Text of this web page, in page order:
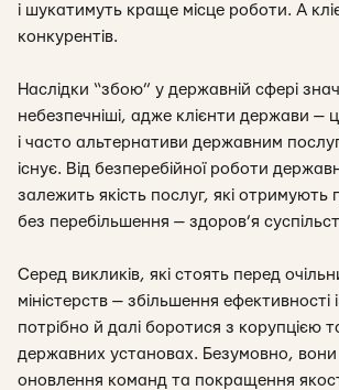
і шукатимуть краще місце роботи. А
конкурентів.
Наслідки “збою” у державній сфері
небезпечніші, адже клієнти держави —
і часто альтернативи державним
існує. Від безперебійної роботи
залежить якість послуг, які отримують
без перебільшення — здоров’я
Серед викликів, які стоять перед
міністерств — збільшення ефективності
потрібно й далі боротися з корупцією
державних установах. Безумовно,
оновлення команд та покращення